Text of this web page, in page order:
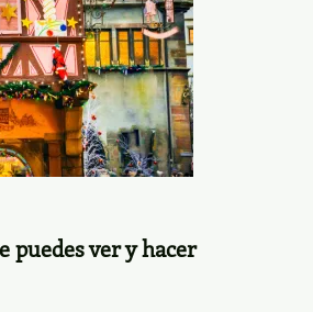
puedes ver y hacer